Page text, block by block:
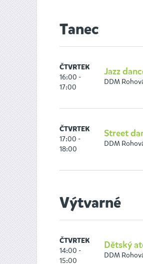
Tanec
ČTVRTEK
16:00 -
17:00
Jazz
DDM
ČTVRTEK
17:00 -
18:00
Street
DDM
Výtvarné
ČTVRTEK
14:00 -
15:00
Dětský
DDM